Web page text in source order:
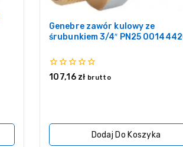
Genebre zawór kulowy ze
śrubunkiem 3/4″ PN25
0
107,16 zł brutto
Dodaj Do Koszyka